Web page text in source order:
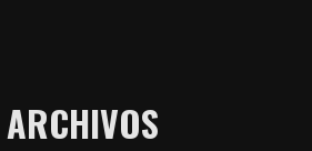
ARCHIVOS